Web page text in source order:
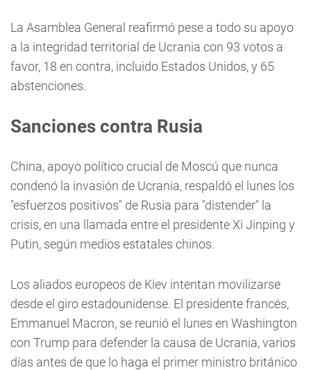
La Asamblea General reafirmó pese a todo su apoyo
a la integridad territorial de Ucrania con 93 votos a
favor, 18 en contra, incluido Estados Unidos, y 65
abstenciones.
Sanciones contra Rusia
China, apoyo político crucial de Moscú que nunca
condenó la invasión de Ucrania, respaldó el lunes los
"esfuerzos positivos" de Rusia para "distender" la
crisis, en una llamada entre el presidente Xi Jinping y
Putin, según medios estatales chinos.
Los aliados europeos de Kiev intentan movilizarse
desde el giro estadounidense. El presidente francés,
Emmanuel Macron, se reunió el lunes en Washington
con Trump para defender la causa de Ucrania, varios
días antes de que lo haga el primer ministro británico